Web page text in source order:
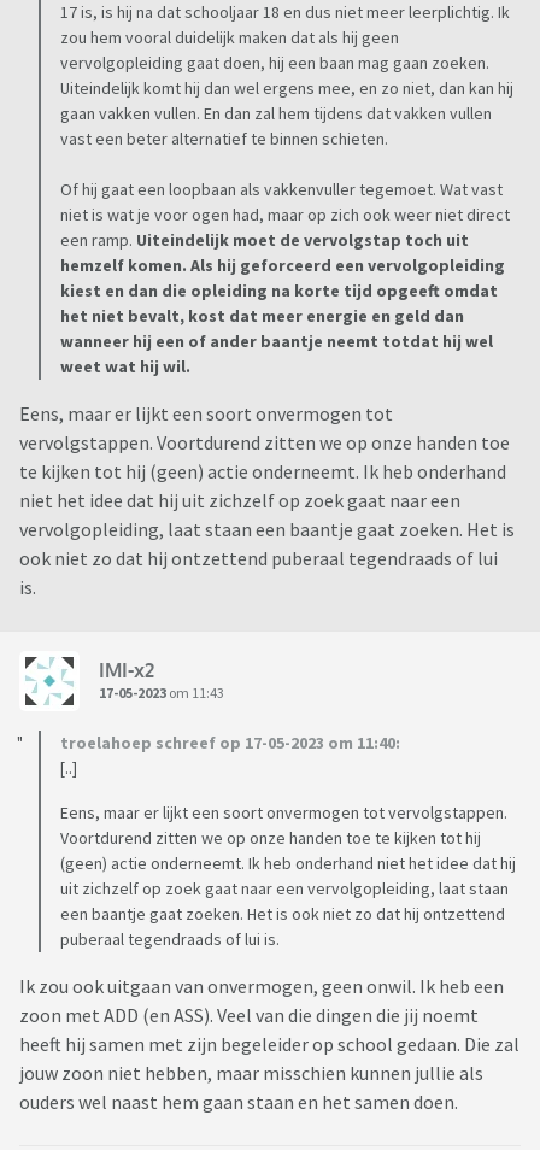
17 is, is hij na dat schooljaar 18 en dus niet meer leerplichtig. Ik
zou hem vooral duidelijk maken dat als hij geen
vervolgopleiding gaat doen, hij een baan mag gaan zoeken.
Uiteindelijk komt hij dan wel ergens mee, en zo niet, dan kan hij
gaan vakken vullen. En dan zal hem tijdens dat vakken vullen
vast een beter alternatief te binnen schieten.
Of hij gaat een loopbaan als vakkenvuller tegemoet. Wat vast
niet is wat je voor ogen had, maar op zich ook weer niet direct
een ramp. Uiteindelijk moet de vervolgstap toch uit
hemzelf komen. Als hij geforceerd een vervolgopleiding
kiest en dan die opleiding na korte tijd opgeeft omdat
het niet bevalt, kost dat meer energie en geld dan
wanneer hij een of ander baantje neemt totdat hij wel
weet wat hij wil.
Eens, maar er lijkt een soort onvermogen tot
vervolgstappen. Voortdurend zitten we op onze handen toe
te kijken tot hij (geen) actie onderneemt. Ik heb onderhand
niet het idee dat hij uit zichzelf op zoek gaat naar een
vervolgopleiding, laat staan een baantje gaat zoeken. Het is
ook niet zo dat hij ontzettend puberaal tegendraads of lui
is.
IMI-x2
17-05-2023 om 11:43
troelahoep schreef op 17-05-2023 om 11:40:
[..]
Eens, maar er lijkt een soort onvermogen tot vervolgstappen.
Voortdurend zitten we op onze handen toe te kijken tot hij
(geen) actie onderneemt. Ik heb onderhand niet het idee dat hij
uit zichzelf op zoek gaat naar een vervolgopleiding, laat staan
een baantje gaat zoeken. Het is ook niet zo dat hij ontzettend
puberaal tegendraads of lui is.
Ik zou ook uitgaan van onvermogen, geen onwil. Ik heb een
zoon met ADD (en ASS). Veel van die dingen die jij noemt
heeft hij samen met zijn begeleider op school gedaan. Die zal
jouw zoon niet hebben, maar misschien kunnen jullie als
ouders wel naast hem gaan staan en het samen doen.